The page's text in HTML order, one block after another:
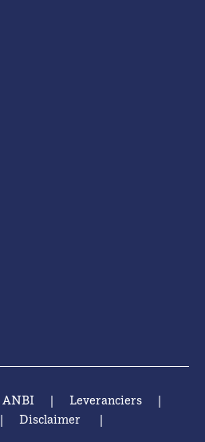
ANBI | Leveranciers
|
| Disclaimer
|